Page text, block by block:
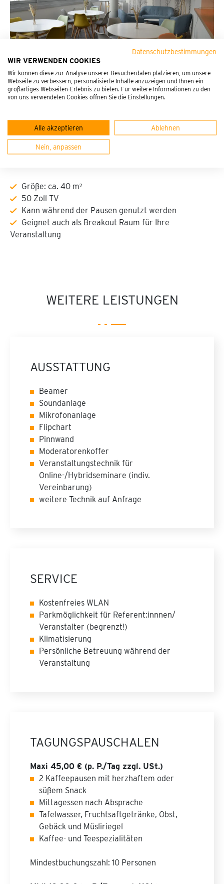
Datenschutzbestimmungen
WIR VERWENDEN COOKIES
Wir können diese zur Analyse unserer Besucherdaten platzieren, um unsere
Webseite zu verbessern, personalisierte Inhalte anzuzeigen und Ihnen ein
großartiges Webseiten-Erlebnis zu bieten. Für weitere Informationen zu den
von uns verwendeten Cookies öffnen Sie die Einstellungen.
Alle akzeptieren Ablehnen
Nein, anpassen
AUFENTHALTSRAUM
Größe: ca. 40 m²
50 Zoll TV
Kann während der Pausen genutzt werden
Geignet auch als Breakout Raum für Ihre
Veranstaltung
PEG Akademie Aufenthaltsraum
WEITERE LEISTUNGEN
AUSSTATTUNG
Beamer
Soundanlage
Mikrofonanlage
Flipchart
Pinnwand
Moderatorenkoffer
Veranstaltungstechnik für
Online-/Hybridseminare (indiv.
Vereinbarung)
weitere Technik auf Anfrage
SERVICE
Kostenfreies WLAN
Parkmöglichkeit für Referent:innnen/
Veranstalter (begrenzt!)
Klimatisierung
Persönliche Betreuung während der
Veranstaltung
TAGUNGSPAUSCHALEN
Maxi 45,00 € (p. P./Tag zzgl. USt.)
2 Kaffeepausen mit herzhaftem oder
süßem Snack
Mittagessen nach Absprache
Tafelwasser, Fruchtsaftgetränke, Obst,
Gebäck und Müsliriegel
Kaffee- und Teespezialitäten
Mindestbuchungszahl: 10 Personen